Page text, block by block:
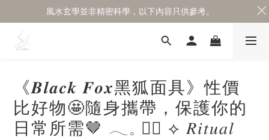
《𝑩𝒍𝒂𝒄𝒌 𝑭𝒐𝒙黑狐面具》性價
比好物🤩隨身攜帶，保護你的
日常所需🤎 𓂃𓈒 ✍🏻 ⟡ 𝑅𝑖𝑡𝑢𝑎𝑙
風水玄學並非精密科學，以下內容只供參考。